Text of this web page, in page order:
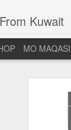
From Kuwait
MO MAQASI